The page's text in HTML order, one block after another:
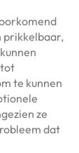
prikkelbaar,
te kunnen
ze
dat